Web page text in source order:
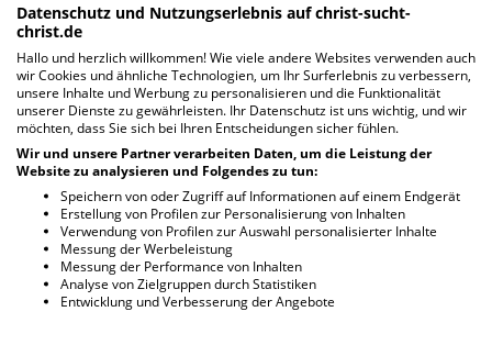
registrieren. Die Anmeldung geht schnell und ist
unverbindlich und kostenlos.
Jetzt kostenlos registrieren
Ich habe bereits einen Account
Datenschutz und Nutzungserlebnis auf christ-sucht-
christ.de
Hallo und herzlich willkommen! Wie viele andere Websites verwenden auch
wir Cookies und ähnliche Technologien, um Ihr Surferlebnis zu verbessern,
unsere Inhalte und Werbung zu personalisieren und die Funktionalität
unserer Dienste zu gewährleisten. Ihr Datenschutz ist uns wichtig, und wir
möchten, dass Sie sich bei Ihren Entscheidungen sicher fühlen.
Wir und unsere Partner verarbeiten Daten, um die Leistung der
Website zu analysieren und Folgendes zu tun:
Speichern von oder Zugriff auf Informationen auf einem Endgerät
Erstellung von Profilen zur Personalisierung von Inhalten
Verwendung von Profilen zur Auswahl personalisierter Inhalte
Messung der Werbeleistung
Messung der Performance von Inhalten
Analyse von Zielgruppen durch Statistiken
Entwicklung und Verbesserung der Angebote